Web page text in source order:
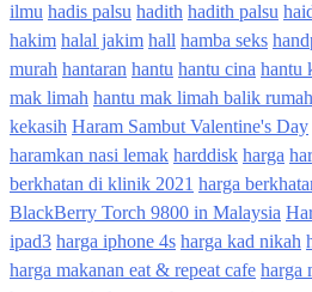
ilmu hadis palsu hadith hadith palsu
hakim halal jakim hall hamba seks
murah hantaran hantu hantu cina hantu
mak limah hantu mak limah balik rumah
kekasih Haram Sambut Valentine's Day
haramkan nasi lemak harddisk harga
berkhatan di klinik 2021 harga
BlackBerry Torch 9800 in Malaysia
ipad3 harga iphone 4s harga kad nikah
harga makanan eat & repeat cafe harga